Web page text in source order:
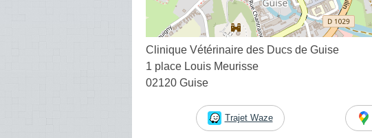
Clinique Vétérinaire des Ducs de Guise
1 place Louis Meurisse
02120 Guise
Trajet Waze